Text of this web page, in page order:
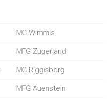
MG Wimmis
MFG Zugerland
MG Riggisberg
MFG Auenstein